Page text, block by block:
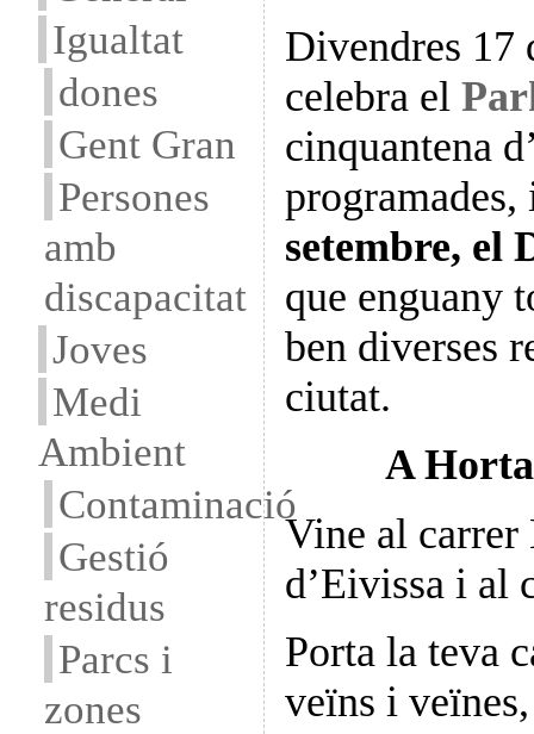
Igualtat
dones
Gent Gran
Persones
amb
discapacitat
Joves
Medi
Ambient
Contaminació
Gestió
residus
Parcs i
zones
Divendres 17
celebra el
cinquantena
setembre, el
que enguany
ben diverses
ciutat.
A
Vine al carrer
d’Eivissa i al
Porta la teva
veïns i